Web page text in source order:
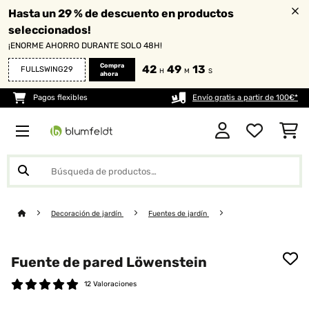
Hasta un 29 % de descuento en productos
seleccionados!
¡ENORME AHORRO DURANTE SOLO 48H!
FULLSWING29
Compra
ahora
42 H 49 M 12 S
Pagos flexibles Envío gratis a partir de 100€*
Decoración de jardín Fuentes de jardín
Fuente de pared Löwenstein
12 Valoraciones